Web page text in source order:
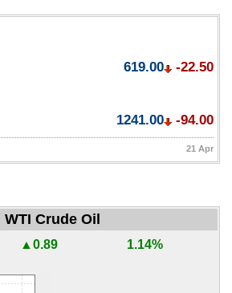
619.00
-22.50
1241.00 -94.00
21 Apr
WTI Crude Oil
▲0.89 1.14%